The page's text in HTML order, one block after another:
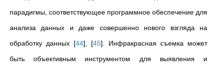
парадигмы, соответствующее программное обеспечение для
анализа данных и даже совершенно нового взгляда на
обработку данных [44] [45] . Инфракрасная съемка может
быть объективным инструментом для выявления и